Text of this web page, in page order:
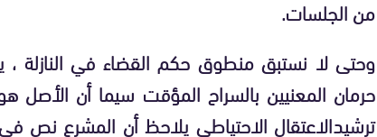
من الجلسات.
وحتى لا نستبق منطوق حكم القضاء في النازلة
حرمان المعنيين بالسراح المؤقت سيما أن
ترشيدالاعتقال الاحتياطي يلاحظ أن المشرع نص في المادة 159 من